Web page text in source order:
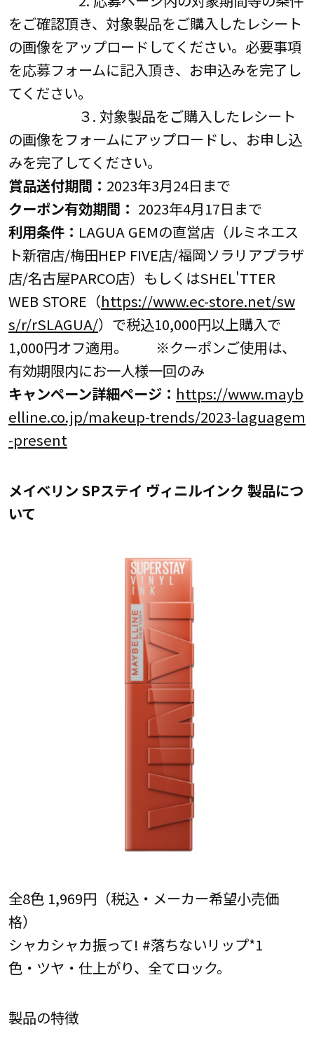
をご確認頂き、対象製品をご購入したレシート
の画像をアップロードしてください。必要事項
を応募フォームに記入頂き、お申込みを完了し
てください。
３. 対象製品をご購入したレシート
の画像をフォームにアップロードし、お申し込
みを完了してください。
賞品送付期間： 2023年3月24日まで
クーポン有効期間： 2023年4月17日まで
利用条件： LAGUA GEMの直営店（ルミネエス
ト新宿店/梅田HEP FIVE店/福岡ソラリアプラザ
店/名古屋PARCO店）もしくはSHEL'TTER
WEB STORE（https://www.ec-store.net/sw
s/r/rSLAGUA/）で税込10,000円以上購入で
1,000円オフ適用。 ※クーポンご使用は、
有効期限内にお一人様一回のみ
キャンペーン詳細ページ： https://www.mayb
elline.co.jp/makeup-trends/2023-laguagem
-present
メイベリン SPステイ ヴィニルインク 製品につ
いて
全8色 1,969円（税込・メーカー希望小売価
格）
シャカシャカ振って! #落ちないリップ*1
色・ツヤ・仕上がり、全てロック。
製品の特徴